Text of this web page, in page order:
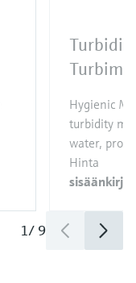
Hygienic
turbidity
water,
Hinta
1/ 9